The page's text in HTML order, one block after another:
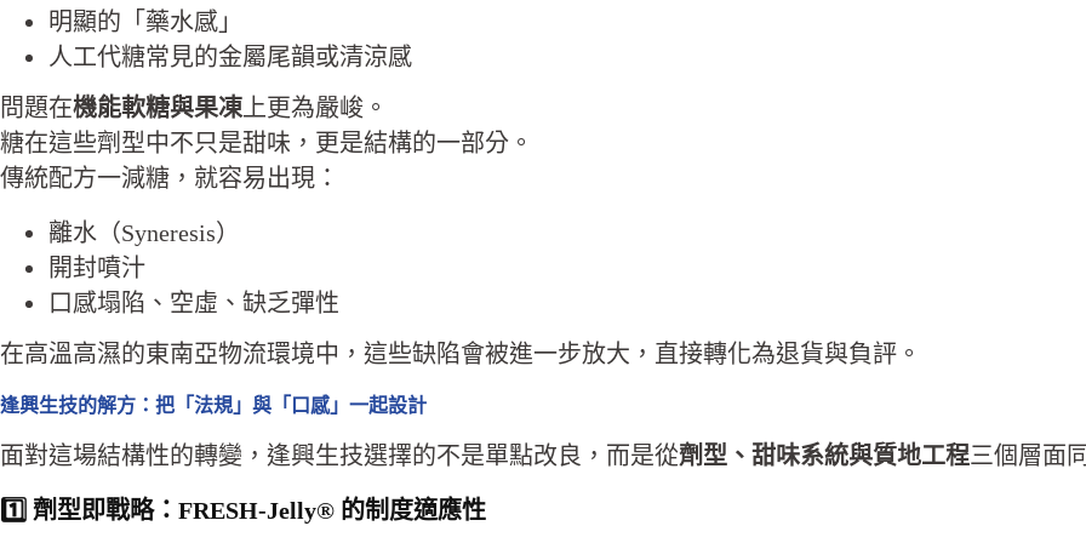
明顯的「藥水感」
人工代糖常見的金屬尾韻或清涼感
問題在機能軟糖與果凍 上更為嚴峻。
糖在這些劑型中不只是甜味，更是結構的一部分。
傳統配方一減糖，就容易出現：
離水（Syneresis）
開封噴汁
口感塌陷、空虛、缺乏彈性
在高溫高濕的東南亞物流環境中，這些缺陷會被進一步放大，直接轉化為退貨與負評。
逢興生技的解方：把「法規」與「口感」一起設計
面對這場結構性的轉變，逢興生技選擇的不是單點改良，而是從劑型、甜味系統與質地工程三個層面
1️⃣ 劑型即戰略：FRESH-Jelly® 的制度適應性